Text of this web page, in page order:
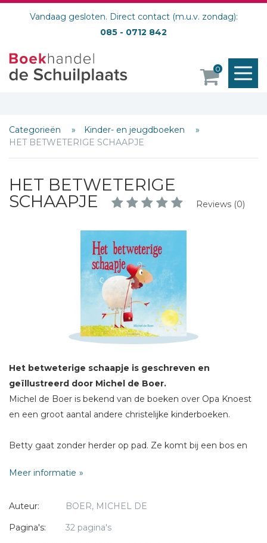
Vandaag gesloten. Direct contact (m.u.v. zondag):
085 - 0712 842
0
Categorieën
Kinder- en jeugdboeken
HET BETWETERIGE SCHAAPJE
HET BETWETERIGE
SCHAAPJE
Reviews (0)
Het betweterige schaapje is geschreven en
geïllustreerd door Michel de Boer.
Michel de Boer is bekend van de boeken over Opa Knoest
en een groot aantal andere christelijke kinderboeken.
Betty gaat zonder herder op pad. Ze komt bij een bos en
Totdat ze moe wordt en het tijd is om naar huis te gaan.
Hoe vind ze nou de weg terug? Betty vraagt hulp aan een
das.
Meer informatie
Auteur:
BOER, MICHEL DE
Pagina's:
32 pagina's
Schrijf hieronder je review!
E-mail *
* = verplicht